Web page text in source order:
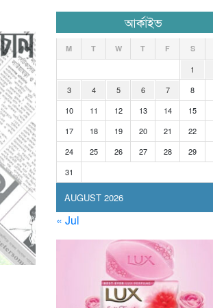
আর্কাইভ
AUGUST 2026
M T W T F S
1
3
4 5 6 7 8
10
11 12 13 14 15
17
18 19 20 21 22
24
25 26 27 28 29
31
« Jul